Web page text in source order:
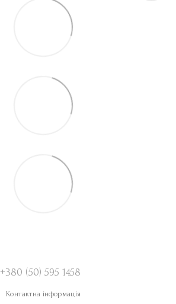
+380 (50) 595 1458
Контактна інформація